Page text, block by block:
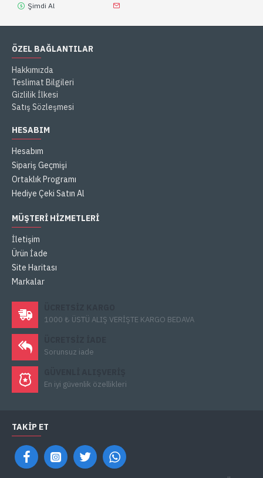
Şimdi Al
ÖZEL BAĞLANTILAR
Hakkımızda
Teslimat Bilgileri
Gizlilik İlkesi
Satış Sözleşmesi
HESABIM
Hesabım
Sipariş Geçmişi
Ortaklık Programı
Hediye Çeki Satın Al
MÜŞTERI HIZMETLERI
İletişim
Ürün İade
Site Haritası
Markalar
1000 ₺ ÜSTÜ ALIŞ VERİŞTE KARGO BEDAVA
Sorunsuz iade
En iyi güvenlik özellikleri
TAKIP ET